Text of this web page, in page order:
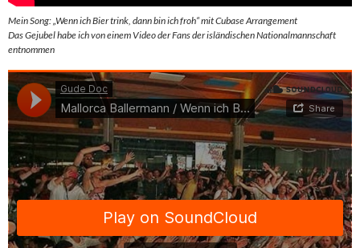
Mein Song: „Wenn ich Bier trink, dann bin ich froh“ mit Cubase Arrangement
Das Gejubel habe ich von einem Video der Fans der isländischen Nationalmannschaft
entnommen